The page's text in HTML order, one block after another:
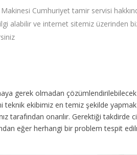
Makinesi Cumhuriyet tamir servisi
alabilir ve internet sitemiz üzerinden
gerek olmadan
teknik ekibimiz en temiz şekilde yapmak
tarafından onarılır. Gerektiği takdirde
eğer herhangi bir problem tespit